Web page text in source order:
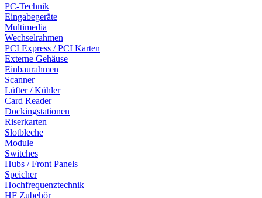
PC-Technik
Eingabegeräte
Multimedia
Wechselrahmen
PCI Express / PCI Karten
Externe Gehäuse
Einbaurahmen
Scanner
Lüfter / Kühler
Card Reader
Dockingstationen
Riserkarten
Slotbleche
Module
Switches
Hubs / Front Panels
Speicher
Hochfrequenztechnik
HF Zubehör